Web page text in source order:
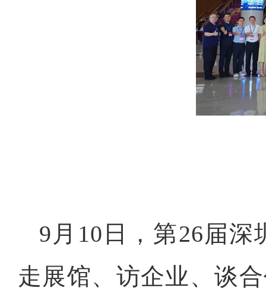
9月10日，第26届
走展馆、访企业、谈